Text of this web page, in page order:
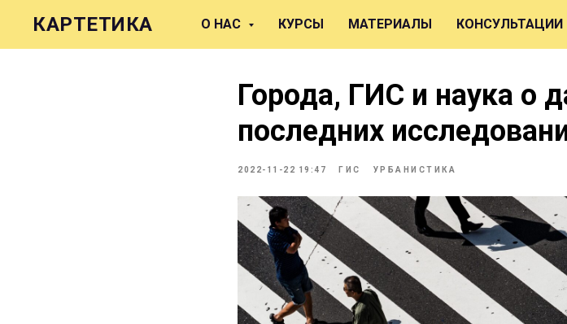
КАРТЕТИКА О НАС КУРСЫ МАТЕРИАЛЫ КОНСУЛЬТАЦИИ
Города, ГИС и наука о
последних
2022-11-22 19:47 ГИС УРБАНИСТИКА